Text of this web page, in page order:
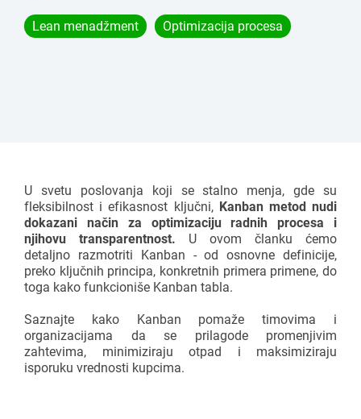
Dodatni aksesoari
PREGLED
Lean menadžment Optimizacija procesa
U svetu poslovanja koji se stalno menja, gde su
fleksibilnost i efikasnost ključni, Kanban metod nudi
dokazani način za optimizaciju radnih procesa i
njihovu transparentnost. U ovom članku ćemo
detaljno razmotriti Kanban - od osnovne definicije,
preko ključnih principa, konkretnih primera primene, do
toga kako funkcioniše Kanban tabla.
Saznajte kako Kanban pomaže timovima i
organizacijama da se prilagode promenjivim
zahtevima, minimiziraju otpad i maksimiziraju
isporuku vrednosti kupcima.